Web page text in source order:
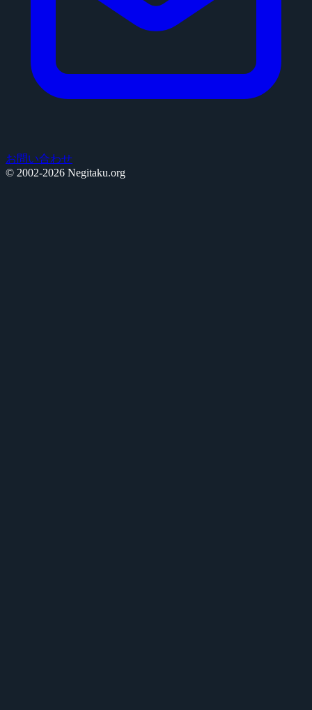
お問い合わせ
© 2002-2026 Negitaku.org